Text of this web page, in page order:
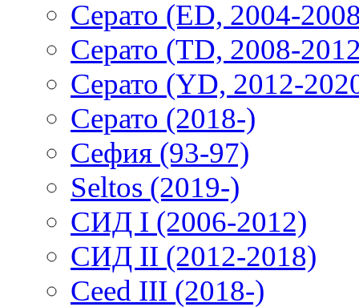
Серато (ED, 2004-
Серато (TD, 2008-
Серато (YD, 2012-
Серато (2018-)
Сефия (93-97)
Seltos (2019-)
СИД I (2006-2012)
СИД II (2012-2018)
Ceed III (2018-)